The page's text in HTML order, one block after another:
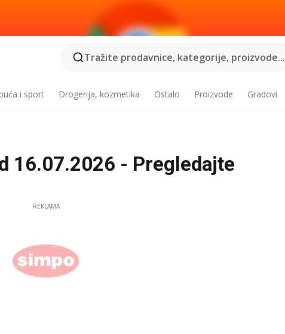
Tražite prodavnice, kategorije, proizvode...
i sport Drogerija, kozmetika Ostalo Proizvode Gradovi
16.07.2026 - Pregledajte
REKLAMA